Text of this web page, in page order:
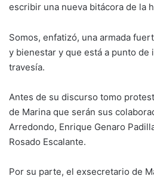
escribir una nueva bitácora de la
Somos, enfatizó, una armada
y bienestar y que está a punto de
travesía.
Antes de su discurso tomo
de Marina que serán sus
Arredondo, Enrique Genaro
Rosado Escalante.
Por su parte, el exsecretario de